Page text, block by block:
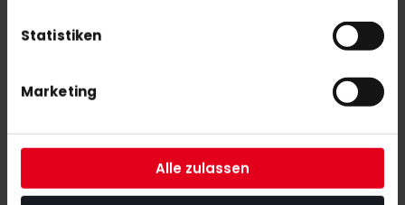
Statistiken
Marketing
Alle zulassen